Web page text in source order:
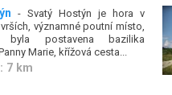
- Svatý Hostýn je hora v
významné poutní místo,
postavena bazilika
Marie, křížová cesta...
7 km